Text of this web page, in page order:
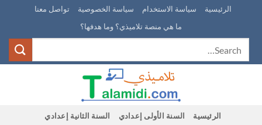
content
الرئيسية سياسة الاستخدام سياسة الخصوصية
تواصل معنا
ما هي منصة تلاميذي؟ وما هدفها؟
الرئيسية السنة الأولى إعدادي السنة الثانية إعدادي